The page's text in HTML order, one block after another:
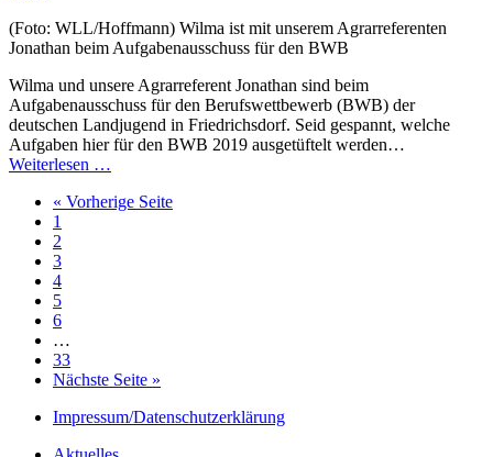
(Foto: WLL/Hoffmann) Wilma ist mit unserem Agrarreferenten
Jonathan beim Aufgabenausschuss für den BWB
Wilma und unsere Agrarreferent Jonathan sind beim
Aufgabenausschuss für den Berufswettbewerb (BWB) der
deutschen Landjugend in Friedrichsdorf. Seid gespannt, welche
Aufgaben hier für den BWB 2019 ausgetüftelt werden…
Weiterlesen …
« Vorherige Seite
1
2
3
4
5
6
…
33
Nächste Seite »
Impressum/Datenschutzerklärung